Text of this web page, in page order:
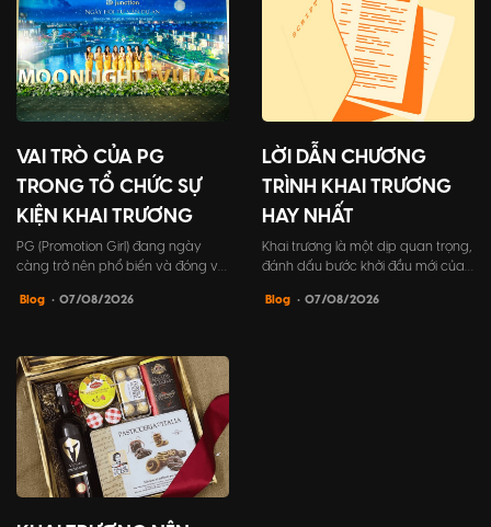
VAI TRÒ CỦA PG
TRONG TỔ CHỨC SỰ
KIỆN KHAI TRƯƠNG
PG (Promotion Girl) đang ngày
càng trở nên phổ biến và đóng vai
sự kiện khai trương. PG không chỉ
tích cực vào việc xây dựng hình
ảnh thương hiệu và tạo dựng ấn
tượng mạnh mẽ đối...
Blog • 07/08/2026
LỜI DẪN CHƯƠNG
TRÌNH KHAI TRƯƠNG
HAY NHẤT
Khai trương là một dịp quan trọng,
đánh dấu bước khởi đầu mới của
yếu tố trong sự kiện cần được
Blog • 07/08/2026